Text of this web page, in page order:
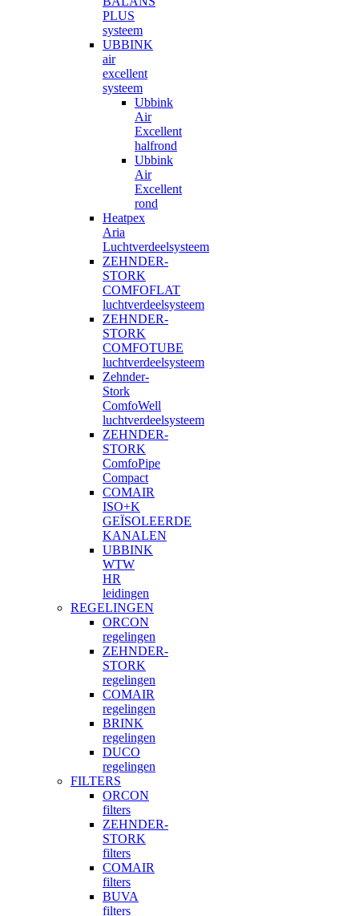
PLUS
systeem
UBBINK
air
excellent
systeem
Ubbink
Air
Excellent
halfrond
Ubbink
Air
Excellent
rond
Heatpex
Aria
Luchtverdeelsysteem
ZEHNDER-
STORK
COMFOFLAT
luchtverdeelsysteem
ZEHNDER-
STORK
COMFOTUBE
luchtverdeelsysteem
Zehnder-
Stork
ComfoWell
luchtverdeelsysteem
ZEHNDER-
STORK
ComfoPipe
Compact
COMAIR
ISO+K
GEÏSOLEERDE
KANALEN
UBBINK
WTW
HR
leidingen
REGELINGEN
ORCON
regelingen
ZEHNDER-
STORK
regelingen
COMAIR
regelingen
BRINK
regelingen
DUCO
regelingen
FILTERS
ORCON
filters
ZEHNDER-
STORK
filters
COMAIR
filters
BUVA
filters